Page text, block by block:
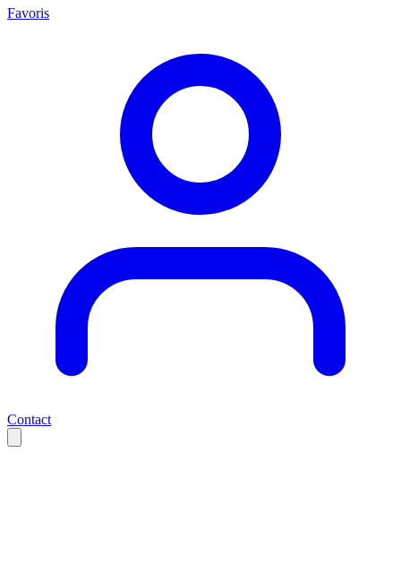
Favoris
Contact